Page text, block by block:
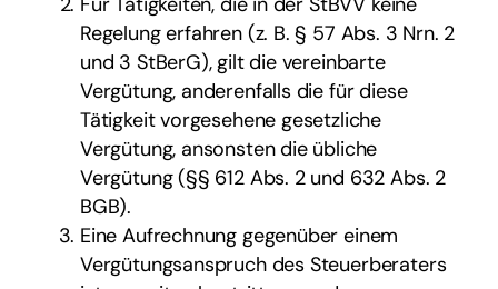
Regelung erfahren (z. B. § 57 Abs. 3 Nrn. 2
und 3 StBerG), gilt die vereinbarte
Vergütung, anderenfalls die für diese
Tätigkeit vorgesehene gesetzliche
Vergütung, ansonsten die übliche
Vergütung (§§ 612 Abs. 2 und 632 Abs. 2
BGB).
Eine Aufrechnung gegenüber einem
Vergütungsanspruch des Steuerberaters